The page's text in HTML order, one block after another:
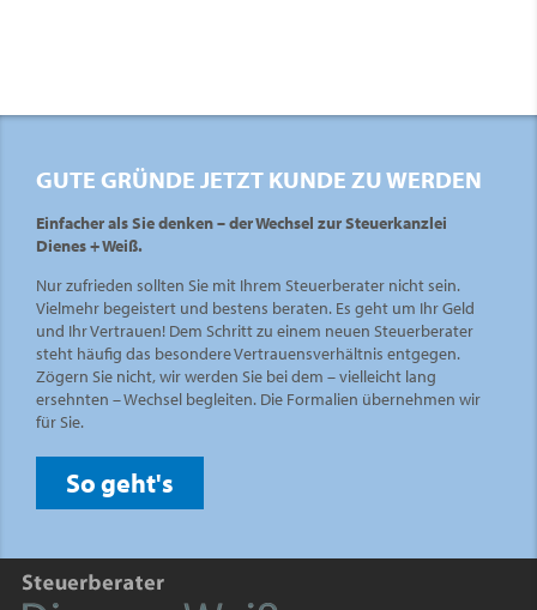
GUTE GRÜNDE JETZT KUNDE ZU WERDEN
Einfacher als Sie denken – der Wechsel zur Steuerkanzlei
Dienes + Weiß.
Nur zufrieden sollten Sie mit Ihrem Steuerberater nicht sein.
Vielmehr begeistert und bestens beraten. Es geht um Ihr Geld
und Ihr Vertrauen! Dem Schritt zu einem neuen Steuerberater
steht häufig das besondere Vertrauensverhältnis entgegen.
Zögern Sie nicht, wir werden Sie bei dem – vielleicht lang
ersehnten – Wechsel begleiten. Die Formalien übernehmen wir
für Sie.
So geht's